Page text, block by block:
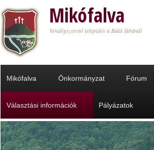
Mikófalva
Vendégszerető település a Bükk lábánál
Mikófalva Önkormányzat Fórum
Választási információk Pályázatok